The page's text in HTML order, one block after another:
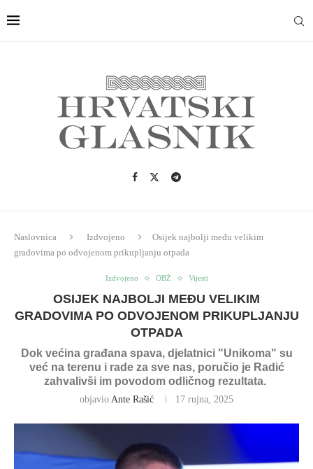
Naslovnica Izdvojeno
Osijek najbolji među velikim
gradovima po odvojenom prikupljanju otpada
Izdvojeno OBŽ Vijesti
OSIJEK NAJBOLJI MEĐU VELIKIM
GRADOVIMA PO ODVOJENOM PRIKUPLJANJU
OTPADA
Dok većina građana spava, djelatnici "Unikoma" su
već na terenu i rade za sve nas, poručio je Radić
zahvalivši im povodom odličnog rezultata.
objavio Ante Rašić 17 rujna, 2025